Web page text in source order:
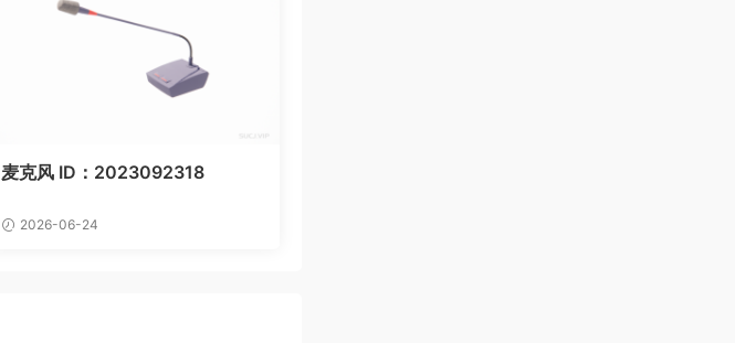
麦克风 ID：2023092318
2026-06-24